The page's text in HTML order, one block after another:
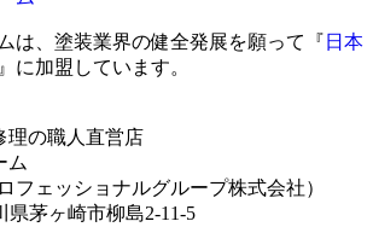
は、塗装業界の健全発展を願って『 日本
』に加盟しています。
理の職人直営店
ム
フェッショナルグループ株式会社）
県茅ヶ崎市柳島2-11-5